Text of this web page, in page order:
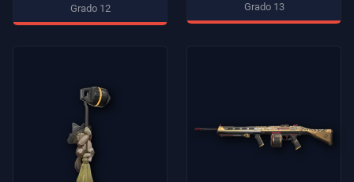
Grado 12 Grado 13